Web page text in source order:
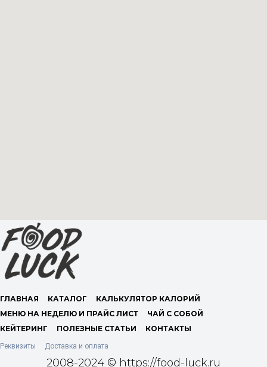
ГЛАВНАЯ КАТАЛОГ
КАЛЬКУЛЯТОР КАЛОРИЙ
МЕНЮ НА НЕДЕЛЮ И ПРАЙС ЛИСТ
ЧАЙ С СОБОЙ
КЕЙТЕРИНГ
ПОЛЕЗНЫЕ СТАТЬИ КОНТАКТЫ
Реквизиты Доставка и оплата
2008-2024 © https://food-luck.ru